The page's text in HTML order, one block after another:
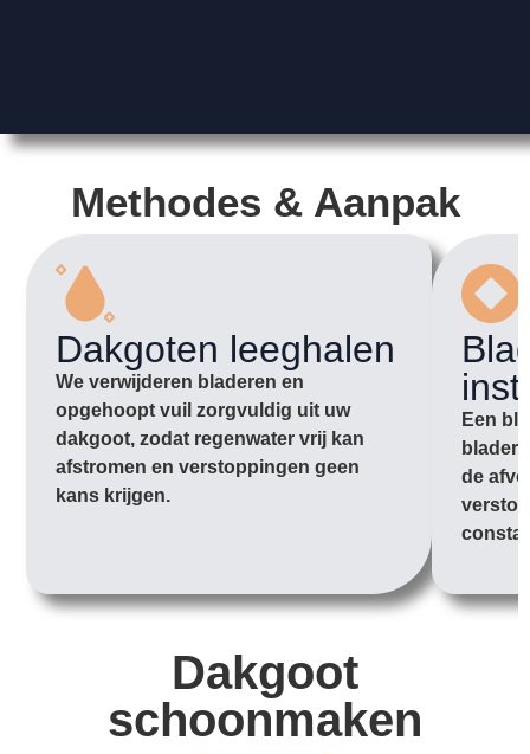
Methodes & Aanpak
Dakgoten leeghalen
We verwijderen bladeren en
opgehoopt vuil zorgvuldig uit uw
dakgoot, zodat regenwater vrij kan
afstromen en verstoppingen geen
kans krijgen.
Een
de
Dakgoot
schoonmaken